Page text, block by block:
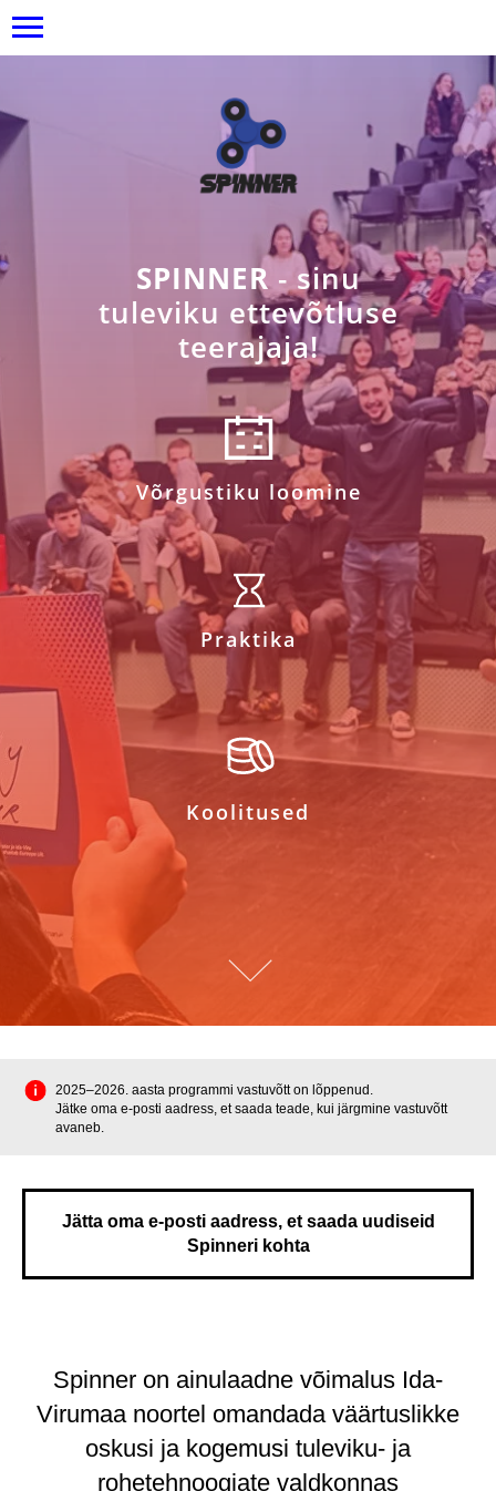
SPINNER - sinu
tuleviku ettevõtluse
teerajaja!
Koolitused
Praktika
Võrgustiku loomine
2025–2026. aasta programmi vastuvõtt on lõppenud.
Jätke oma e-posti aadress, et saada teade, kui järgmine vastuvõtt
avaneb.
Jätta oma e-posti aadress, et saada uudiseid
Spinneri kohta
Spinner on ainulaadne võimalus Ida-
Virumaa noortel omandada väärtuslikke
oskusi ja kogemusi tuleviku- ja
rohetehnoogiate valdkonnas